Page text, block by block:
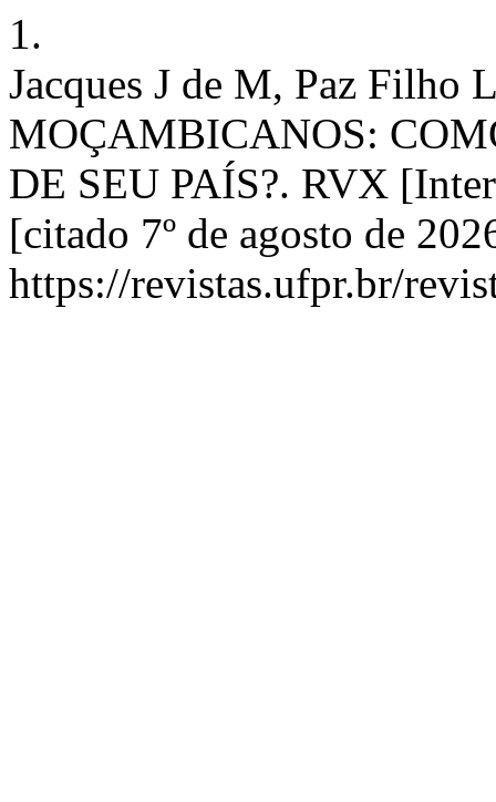
1.
Jacques J de M, Paz Filho
MOÇAMBICANOS:
DE SEU PAÍS?. RVX
[citado 7º de agosto de
https://revistas.ufpr.br/